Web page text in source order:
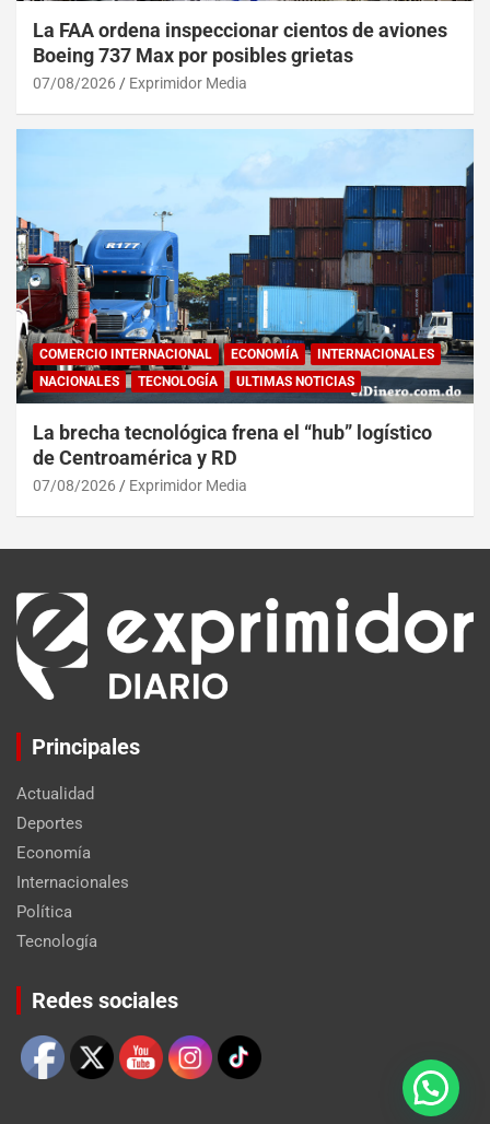
La FAA ordena inspeccionar cientos de aviones
Boeing 737 Max por posibles grietas
07/08/2026 Exprimidor Media
COMERCIO INTERNACIONAL ECONOMÍA
INTERNACIONALES
NACIONALES
TECNOLOGÍA ULTIMAS NOTICIAS
La brecha tecnológica frena el “hub” logístico
de Centroamérica y RD
07/08/2026 Exprimidor Media
Principales
Actualidad
Deportes
Economía
Internacionales
Política
Tecnología
Redes sociales